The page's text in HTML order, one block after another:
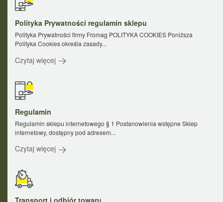
Polityka Prywatności regulamin sklepu
Polityka Prywatności firmy Fromag POLITYKA COOKIES Poniższa
Polityka Cookies określa zasady...
Czytaj więcej
Regulamin
Regulamin sklepu internetowego § 1 Postanowienia wstępne Sklep
internetowy, dostępny pod adresem...
Czytaj więcej